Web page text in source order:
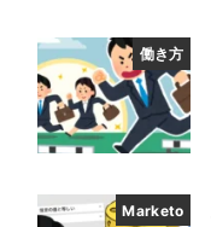
働き方
Marketo